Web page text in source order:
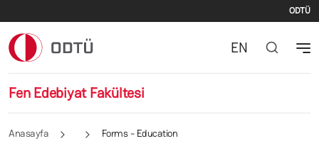
ODTÜ
Fen Edebiyat Fakültesi
EN
Anasayfa Forms - Education